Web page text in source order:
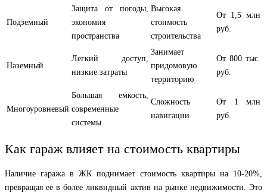
Подземный
Защита от погоды,
экономия
пространства
Высокая
стоимость
строительства
От 1,5 млн
руб.
Наземный
Легкий доступ,
низкие затраты
Занимает
придомовую
территорию
От 800 тыс.
руб.
Многоуровневый
Большая емкость,
современные
системы
Сложность
навигации
От 1 млн
руб.
Как гараж влияет на стоимость квартиры
Наличие гаража в ЖК поднимает стоимость квартиры на 10-20%,
превращая ее в более ликвидный актив на рынке недвижимости. Это